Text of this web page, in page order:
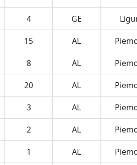
4 GE
15 AL
8 AL
20 AL
3 AL
2 AL
1 AL